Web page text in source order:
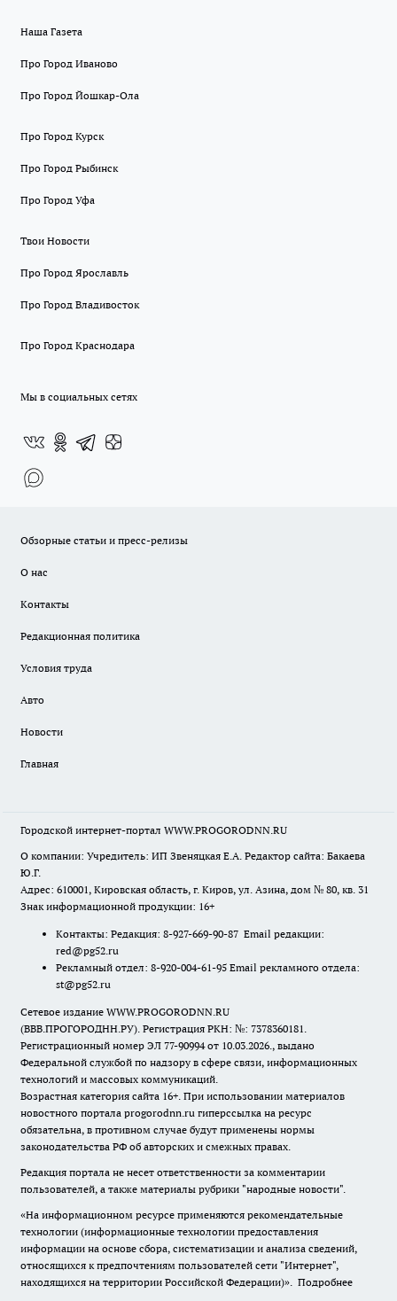
Наша Газета
Про Город Иваново
Про Город Йошкар-Ола
Про Город Курск
Про Город Рыбинск
Про Город Уфа
Твои Новости
Про Город Ярославль
Про Город Владивосток
Про Город Краснодара
Мы в социальных сетях
Обзорные статьи и пресс-релизы
О нас
Контакты
Редакционная политика
Условия труда
Авто
Новости
Главная
Городской интернет-портал WWW.PROGORODNN.RU
О компании: Учредитель: ИП Звеняцкая Е.А. Редактор сайта: Бакаева
Ю.Г.
Адрес: 610001, Кировская область, г. Киров, ул. Азина, дом № 80, кв. 31
Знак информационной продукции: 16+
Контакты: Редакция: 8-927-669-90-87 Email редакции:
red@pg52.ru
Рекламный отдел: 8-920-004-61-95 Email рекламного отдела:
st@pg52.ru
Сетевое издание WWW.PROGORODNN.RU
(ВВВ.ПРОГОРОДНН.РУ). Регистрация РКН: №: 7378360181.
Регистрационный номер ЭЛ 77-90994 от 10.03.2026., выдано
Федеральной службой по надзору в сфере связи, информационных
технологий и массовых коммуникаций.
Возрастная категория сайта 16+. При использовании материалов
новостного портала progorodnn.ru гиперссылка на ресурс
обязательна, в противном случае будут применены нормы
законодательства РФ об авторских и смежных правах.
Редакция портала не несет ответственности за комментарии
пользователей, а также материалы рубрики "народные новости".
«На информационном ресурсе применяются рекомендательные
технологии (информационные технологии предоставления
информации на основе сбора, систематизации и анализа сведений,
относящихся к предпочтениям пользователей сети "Интернет",
находящихся на территории Российской Федерации)». Подробнее